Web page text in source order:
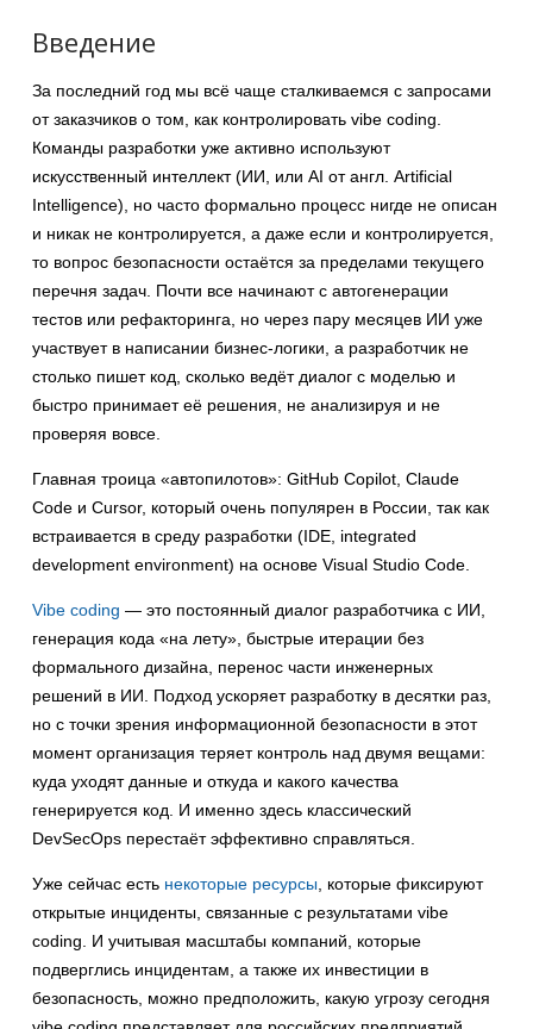
Введение
За последний год мы всё чаще сталкиваемся с запросами
от заказчиков о том, как контролировать vibe coding.
Команды разработки уже активно используют
искусственный интеллект (ИИ, или AI от англ. Artificial
Intelligence), но часто формально процесс нигде не описан
и никак не контролируется, а даже если и контролируется,
то вопрос безопасности остаётся за пределами текущего
перечня задач. Почти все начинают с автогенерации
тестов или рефакторинга, но через пару месяцев ИИ уже
участвует в написании бизнес-логики, а разработчик не
столько пишет код, сколько ведёт диалог с моделью и
быстро принимает её решения, не анализируя и не
проверяя вовсе.
Главная троица «автопилотов»: GitHub Copilot, Claude
Code и Cursor, который очень популярен в России, так как
встраивается в среду разработки (IDE, integrated
development environment) на основе Visual Studio Code.
Vibe coding — это постоянный диалог разработчика с ИИ,
генерация кода «на лету», быстрые итерации без
формального дизайна, перенос части инженерных
решений в ИИ. Подход ускоряет разработку в десятки раз,
но с точки зрения информационной безопасности в этот
момент организация теряет контроль над двумя вещами:
куда уходят данные и откуда и какого качества
генерируется код. И именно здесь классический
DevSecOps перестаёт эффективно справляться.
Уже сейчас есть некоторые ресурсы, которые фиксируют
открытые инциденты, связанные с результатами vibe
coding. И учитывая масштабы компаний, которые
подверглись инцидентам, а также их инвестиции в
безопасность, можно предположить, какую угрозу сегодня